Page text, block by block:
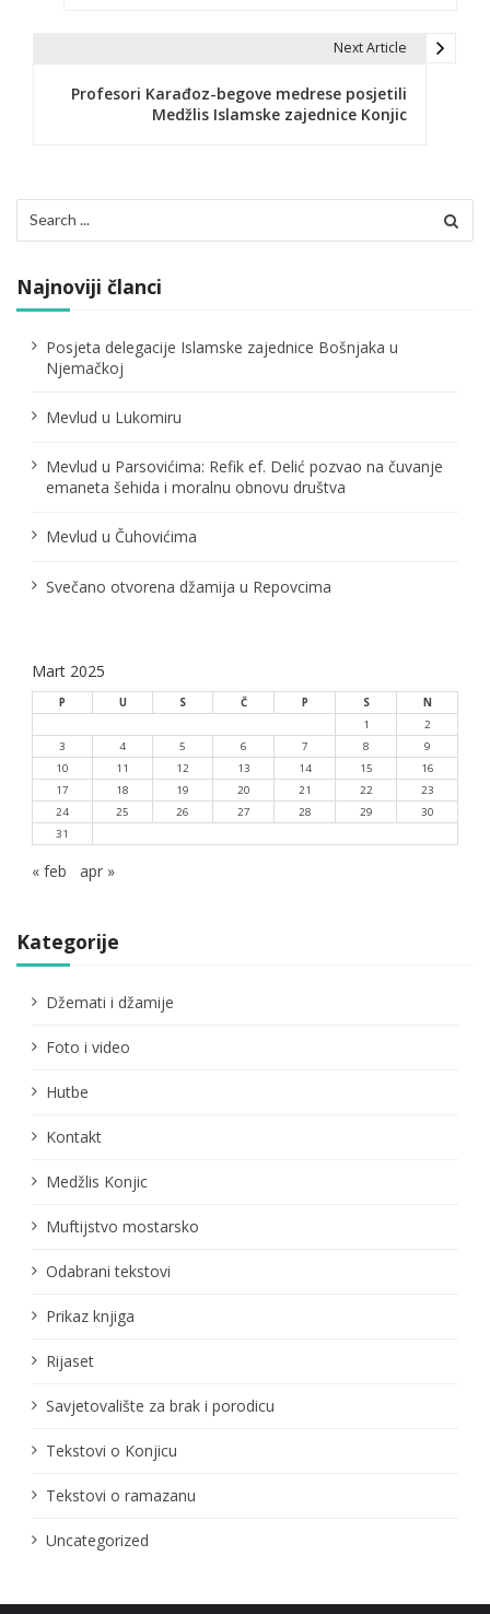
i
j
a
a
a
k
Next Article
Profesori Karađoz-begove medrese posjetili
Medžlis Islamske zajednice Konjic
for:
Najnoviji članci
Posjeta delegacije Islamske zajednice Bošnjaka u
Njemačkoj
Mevlud u Lukomiru
Mevlud u Parsovićima: Refik ef. Delić pozvao na čuvanje
emaneta šehida i moralnu obnovu društva
Mevlud u Čuhovićima
Svečano otvorena džamija u Repovcima
Mart 2025
P U S Č P S
N
1
2
3
4 5 6 7 8
9
10
11 12 13 14 15
16
17
18 19 20 21 22
23
24
25 26 27 28 29
30
31
« feb apr »
Kategorije
Džemati i džamije
Foto i video
Hutbe
Kontakt
Medžlis Konjic
Muftijstvo mostarsko
Odabrani tekstovi
Prikaz knjiga
Rijaset
Savjetovalište za brak i porodicu
Tekstovi o Konjicu
Tekstovi o ramazanu
Uncategorized